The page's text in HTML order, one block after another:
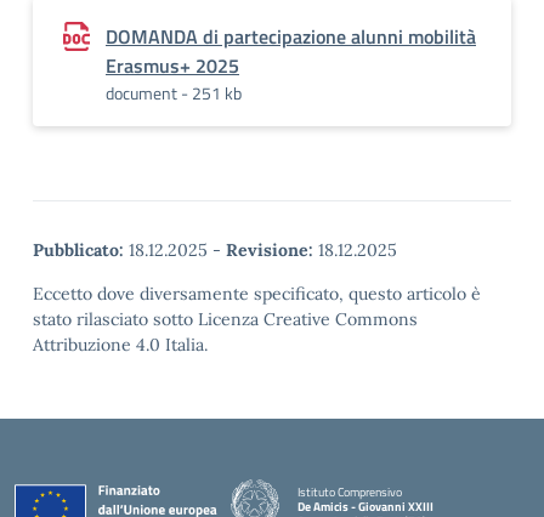
DOMANDA di partecipazione alunni mobilità
Erasmus+ 2025
document - 251 kb
Pubblicato: 18.12.2025 - Revisione: 18.12.2025
Eccetto dove diversamente specificato, questo articolo è
stato rilasciato sotto Licenza Creative Commons
Attribuzione 4.0 Italia.
Istituto Comprensivo
De Amicis - Giovanni XXIII